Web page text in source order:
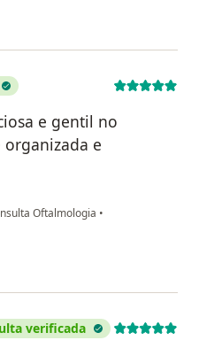
e gentil no
e
Oftalmologia •
verificada